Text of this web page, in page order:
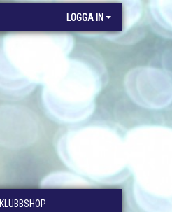
LOGGA IN
KLUBBSHOP